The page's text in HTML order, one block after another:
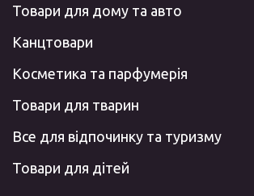
Товари для дому та авто
Канцтовари
Косметика та парфумерія
Товари для тварин
Все для відпочинку та туризму
Товари для дітей